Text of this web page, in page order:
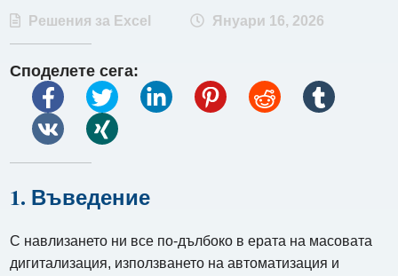
Решения за Excel Януари 16, 2026
Споделете сега:
1. Въведение
С навлизането ни все по-дълбоко в ерата на масовата
дигитализация, използването на автоматизация и